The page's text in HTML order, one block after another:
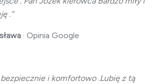
.”
· Opinia Google
bezpiecznie i komfortowo .Lubię z tą